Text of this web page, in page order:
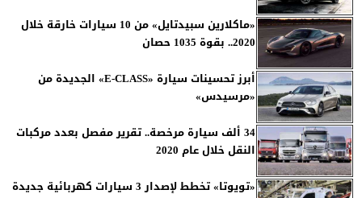
«ماكلارين سبيدتايل» من 10 سيارات خارقة خلال
2020.. بقوة 1035 حصان
أبرز تحسينات سيارة «E-CLASS» الجديدة من
«مرسيدس»
34 ألف سيارة مرخصة.. تقرير مفصل بعدد مركبات
النقل خلال عام 2020
«تويوتا» تخطط لإصدار 3 سيارات كهربائية جديدة